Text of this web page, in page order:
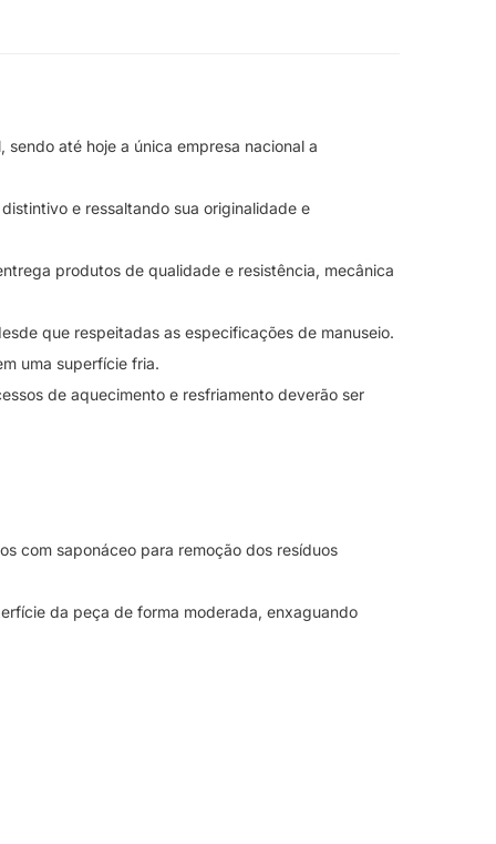
até hoje a única empresa nacional a
e ressaltando sua originalidade e
produtos de qualidade e resistência, mecânica
que respeitadas as especificações de manuseio.
uma superfície fria.
de aquecimento e resfriamento deverão ser
com saponáceo para remoção dos resíduos
da peça de forma moderada, enxaguando